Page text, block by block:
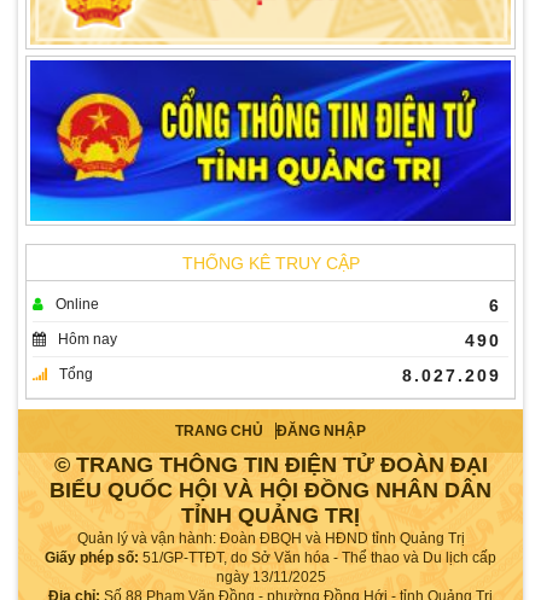
THỐNG KÊ TRUY CẬP
Online 6
Hôm nay 490
Tổng 8.027.209
TRANG CHỦ ĐĂNG NHẬP
© TRANG THÔNG TIN ĐIỆN TỬ ĐOÀN ĐẠI
BIỂU QUỐC HỘI VÀ HỘI ĐỒNG NHÂN DÂN
TỈNH QUẢNG TRỊ
Quản lý và vận hành: Đoàn ĐBQH và HĐND tỉnh Quảng Trị
Giấy phép số: 51/GP-TTĐT, do Sở Văn hóa - Thể thao và Du lịch cấp
ngày 13/11/2025
Địa chỉ: Số 88 Phạm Văn Đồng - phường Đồng Hới - tỉnh Quảng Trị